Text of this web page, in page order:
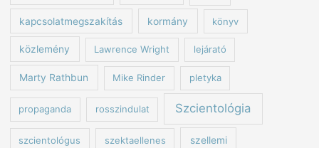
kapcsolatmegszakítás kormány könyv
közlemény Lawrence Wright lejárató
Marty Rathbun Mike Rinder pletyka
propaganda rosszindulat Szcientológia
szcientológus szektaellenes szellemi